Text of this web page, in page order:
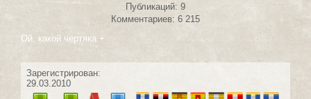
Публикаций: 9
Комментариев: 6 215
Ой, какой чертяка +
Зарегистрирован:
29.03.2010